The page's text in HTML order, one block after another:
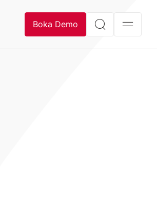
Boka Demo